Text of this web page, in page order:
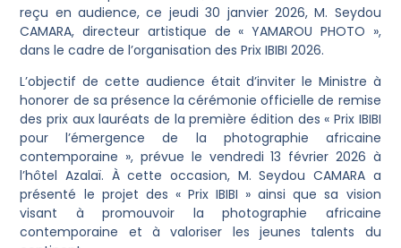
reçu en audience, ce jeudi 30 janvier 2026, M. Seydou
CAMARA, directeur artistique de « YAMAROU PHOTO »,
dans le cadre de l’organisation des Prix IBIBI 2026.
L’objectif de cette audience était d’inviter le Ministre à
honorer de sa présence la cérémonie officielle de remise
des prix aux lauréats de la première édition des « Prix IBIBI
pour l’émergence de la photographie africaine
contemporaine », prévue le vendredi 13 février 2026 à
l’hôtel Azalaï. À cette occasion, M. Seydou CAMARA a
présenté le projet des « Prix IBIBI » ainsi que sa vision
visant à promouvoir la photographie africaine
contemporaine et à valoriser les jeunes talents du